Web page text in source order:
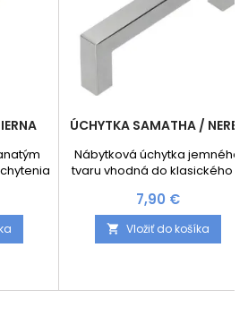
mm
ÚCHYTKA SAMATHA / NEREZ
Nábytková úchytka jemného
tvaru vhodná do klasického a
Cena
7,90 €
 Vložiť do košíka